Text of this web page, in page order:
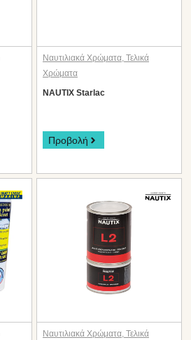
Ναυτιλιακά Χρώματα, Τελικά
Χρώματα
NAUTIX Starlac
Προβολή
Ναυτιλιακά Χρώματα, Τελικά